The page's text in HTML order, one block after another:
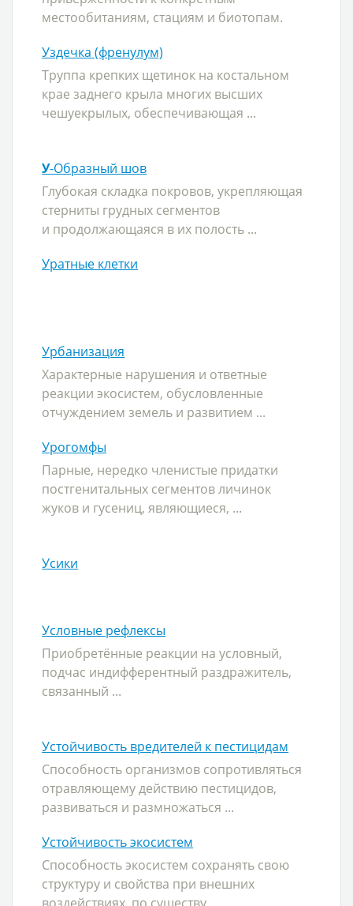
местообитаниям, стациям и биотопам.
Уздечка (френулум)
Труппа крепких щетинок на костальном
крае заднего крыла многих высших
чешуекрылых, обеспечивающая ...
У-Образный шов
Глубокая складка покровов, укрепляющая
стерниты грудных сегментов
и продолжающаяся в их полость ...
Уратные клетки
Урбанизация
Характерные нарушения и ответные
реакции экосистем, обусловленные
отчуждением земель и развитием ...
Урогомфы
Парные, нередко членистые придатки
постгенитальных сегментов личинок
жуков и гусениц, являющиеся, ...
Усики
Условные рефлексы
Приобретённые реакции на условный,
подчас индифферентный раздражитель,
связанный ...
Устойчивость вредителей к пестицидам
Способность организмов сопротивляться
отравляющему действию пестицидов,
развиваться и размножаться ...
Устойчивость экосистем
Способность экосистем сохранять свою
структуру и свойства при внешних